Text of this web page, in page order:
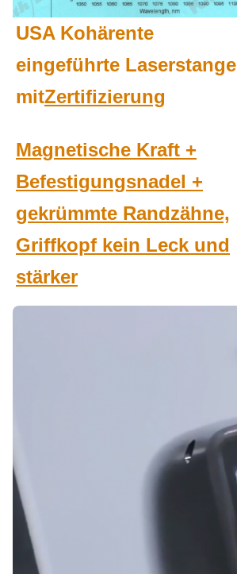
USA Kohärente
eingeführte Laserstange
mitZertifizierung
Magnetische Kraft +
Befestigungsnadel +
gekrümmte Randzähne,
Griffkopf kein Leck und
stärker